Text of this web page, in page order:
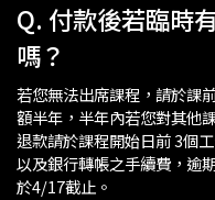
Q. 付款後若臨時
嗎？
若您無法出席課程，請於課
額半年，半年內若您對其他
退款請於課程開始日前 3個
以及銀行轉帳之手續費，逾
於4/17截止。